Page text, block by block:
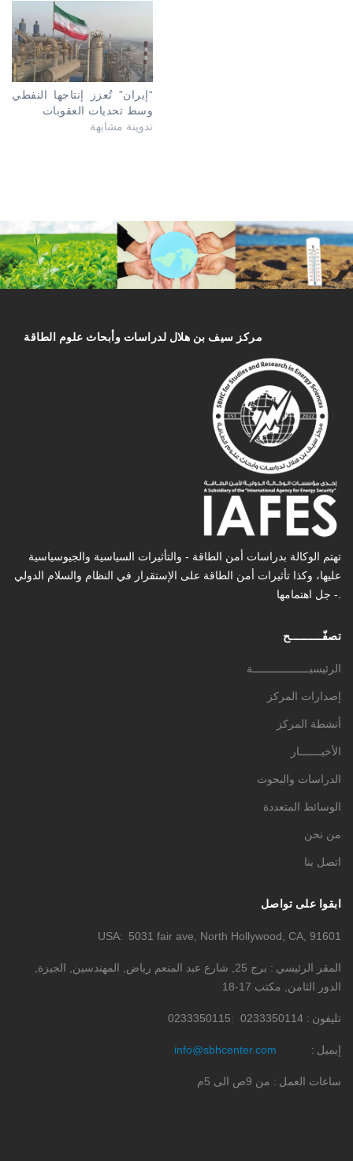
“إيران” تُعزز إنتاجها النفطي
وسط تحديات العقوبات
تدوينة مشابهة
مركز سیف بن هلال لدراسات وأبحاث علوم الطاقة
تهتم الوكالة بدراسات أمن الطاقة - والتأثیرات السیاسیة والجیوسیاسیة
عليها، وكذا تأثیرات أمن الطاقة على الإستقرار في النظام والسلام الدولي
- جل اهتمامها.
تصفّـــــــــح
الرئيسيــــــــــــــــــة
إصدارات المركز
أنشطة المركز
الأخبـــــــار
الدراسات والبحوث
الوسائط المتعددة
من نحن
اتصل بنا
ابقوا على تواصل
USA 5031 fair ave, North Hollywood, CA, 91601
المقر الرئيسي
برج 25, شارع عبد المنعم رياض, المهندسين, الجيزة,
الدور الثامن, مكتب 17-18
تليفون 0233350114
0233350115
إيميل info@sbhcenter.com
ساعات العمل من 9ص الى 5م